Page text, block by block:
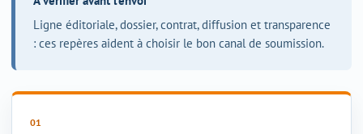
Ligne éditoriale, dossier, contrat, diffusion et transparence
: ces repères aident à choisir le bon canal de soumission.